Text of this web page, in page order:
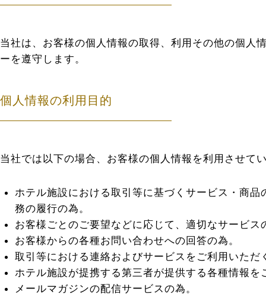
当社は、お客様の個人情報の取得、利用その他の個人
ーを遵守します。
個人情報の利用目的
当社では以下の場合、お客様の個人情報を利用させて
ホテル施設における取引等に基づくサービス・商
務の履行の為。
お客様ごとのご要望などに応じて、適切なサービス
お客様からの各種お問い合わせへの回答の為。
取引等における連絡およびサービスをご利用いた
ホテル施設が提携する第三者が提供する各種情報
メールマガジンの配信サービスの為。